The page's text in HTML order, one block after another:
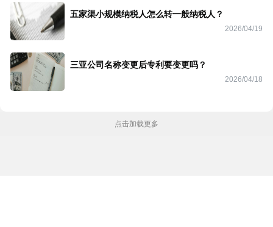
五家渠小规模纳税人怎么转一般纳税人？
2026/04/19
三亚公司名称变更后专利要变更吗？
2026/04/18
点击加载更多